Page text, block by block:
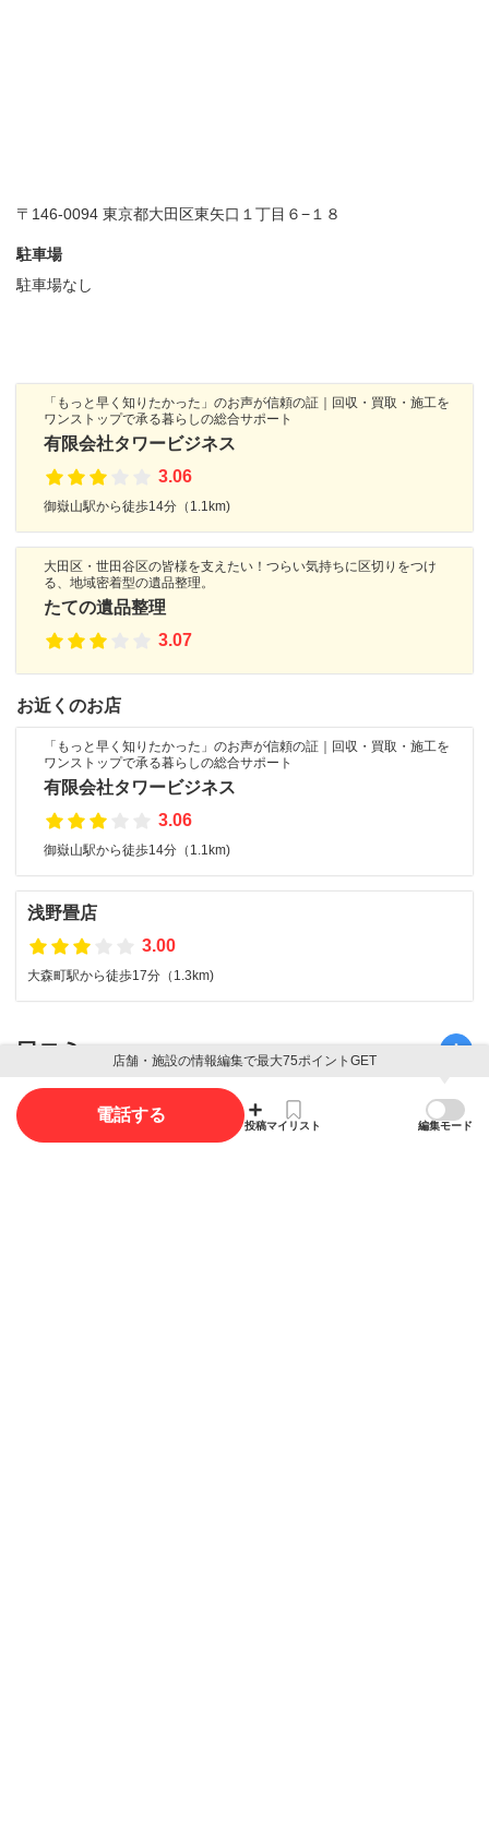
〒146-0094 東京都大田区東矢口１丁目６−１８
駐車場
駐車場なし
「もっと早く知りたかった」のお声が信頼の証｜回収・買取・施工を
ワンストップで承る暮らしの総合サポート
有限会社タワービジネス
3.06
御嶽山駅から徒歩14分（1.1km)
大田区・世田谷区の皆様を支えたい！つらい気持ちに区切りをつけ
る、地域密着型の遺品整理。
たての遺品整理
3.07
お近くのお店
「もっと早く知りたかった」のお声が信頼の証｜回収・買取・施工を
ワンストップで承る暮らしの総合サポート
有限会社タワービジネス
3.06
御嶽山駅から徒歩14分（1.1km)
浅野畳店
3.00
大森町駅から徒歩17分（1.3km)
口コミ
口コミ投稿で最大85ポイント獲得できます
店舗・施設の情報編集で最大75ポイントGET
電話する
投稿マイリスト 編集モード